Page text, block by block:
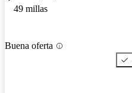
49 millas
Buena oferta